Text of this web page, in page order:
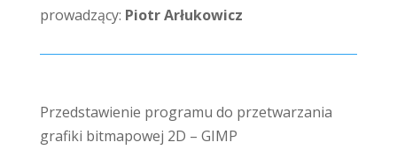
prowadzący: Piotr Arłukowicz
Przedstawienie programu do przetwarzania
grafiki bitmapowej 2D – GIMP